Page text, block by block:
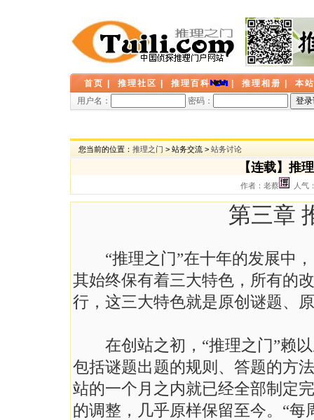
首页 推理社区 推理百科 推理相册
本
用户名：
密码：
您当前的位置： 推理之门 > 站务交流 > 站务讨论
【连载】
作者：老蔡 人气
第三章
“推理之门”在十年的发展中，
其始终保有着三大特色，所有的
行，这三大特色就是原创谜题、
在创站之初，“推理之门”赖以
包括谜题出题的规则、答题的方
站的一个月之内就已经全部制定
的调整，几乎原样保留至今。“每